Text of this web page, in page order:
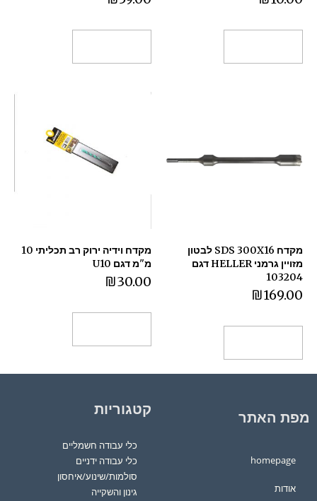
מקדח SDS 300X16 לבטון
מזויין גרמני HELLER דגם
103204
₪169.00
מקדח וידיה ירוק רב תכליתי 10
מ"מ דגם U10
₪30.00
מפת האתר
homepage
אודות
קטגוריות
כלי עבודה חשמליים
כלי עבודה ידניים
סולמות/שינוע/איחסון
גינון והשקייה